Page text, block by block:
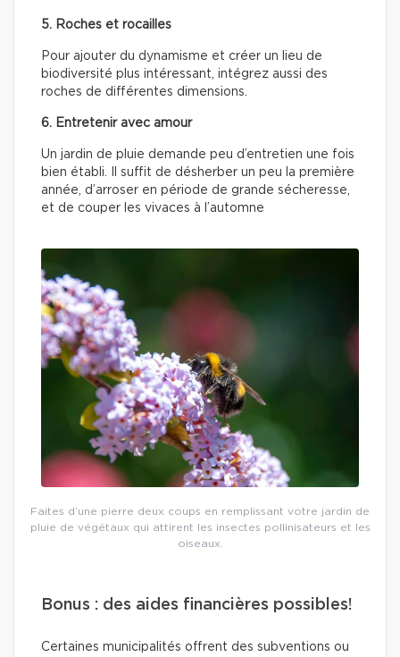
5. Roches et rocailles
Pour ajouter du dynamisme et créer un lieu de
biodiversité plus intéressant, intégrez aussi des
roches de différentes dimensions.
6. Entretenir avec amour
Un jardin de pluie demande peu d’entretien une fois
bien établi. Il suffit de désherber un peu la première
année, d’arroser en période de grande sécheresse,
et de couper les vivaces à l’automne
Faites d’une pierre deux coups en remplissant votre jardin de
pluie de végétaux qui attirent les insectes pollinisateurs et les
oiseaux.
Bonus : des aides financières possibles!
Certaines municipalités offrent des subventions ou